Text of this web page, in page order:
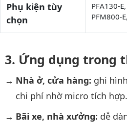
Phụ kiện tùy
chọn
PFA130-
PFM800-
Ứng dụng trong
Nhà ở, cửa hàng: ghi
chi phí nhờ micro tích hợp.
Bãi xe, nhà xưởng: dễ